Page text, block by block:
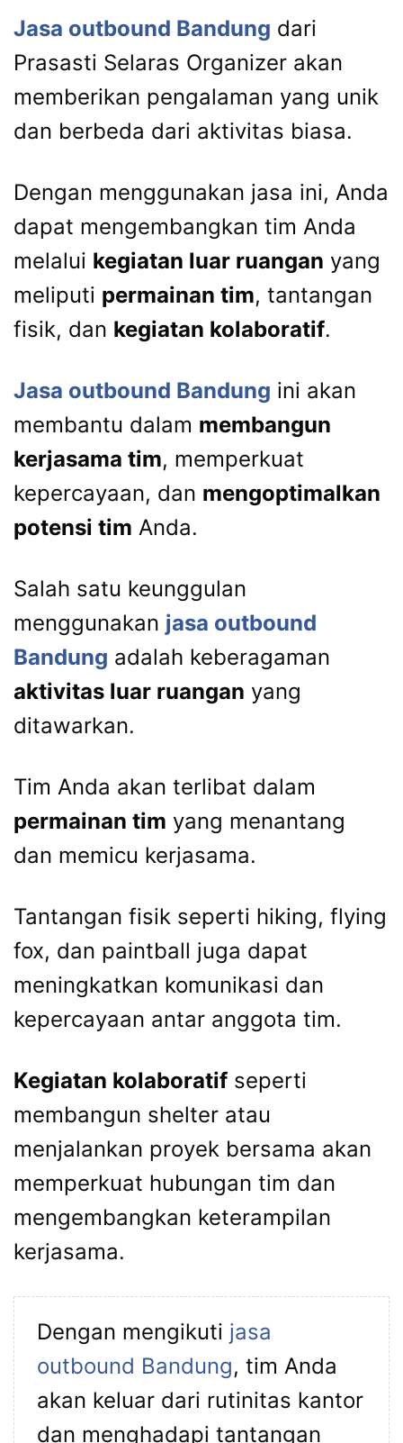
Jasa outbound Bandung dari
Prasasti Selaras Organizer akan
memberikan pengalaman yang unik
dan berbeda dari aktivitas biasa.
Dengan menggunakan jasa ini, Anda
dapat mengembangkan tim Anda
melalui kegiatan luar ruangan yang
meliputi permainan tim, tantangan
fisik, dan kegiatan kolaboratif.
Jasa outbound Bandung ini akan
membantu dalam membangun
kerjasama tim, memperkuat
kepercayaan, dan mengoptimalkan
potensi tim Anda.
Salah satu keunggulan
menggunakan jasa outbound
Bandung adalah keberagaman
aktivitas luar ruangan yang
ditawarkan.
Tim Anda akan terlibat dalam
permainan tim yang menantang
dan memicu kerjasama.
Tantangan fisik seperti hiking, flying
fox, dan paintball juga dapat
meningkatkan komunikasi dan
kepercayaan antar anggota tim.
Kegiatan kolaboratif seperti
membangun shelter atau
menjalankan proyek bersama akan
memperkuat hubungan tim dan
mengembangkan keterampilan
kerjasama.
Dengan mengikuti jasa
outbound Bandung, tim Anda
akan keluar dari rutinitas kantor
dan menghadapi tantangan